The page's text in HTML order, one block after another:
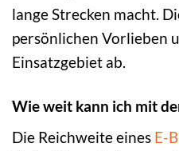
lange Strecken macht.
persönlichen Vorlieben
Einsatzgebiet ab.
Wie weit kann ich mit
Die Reichweite eines E-